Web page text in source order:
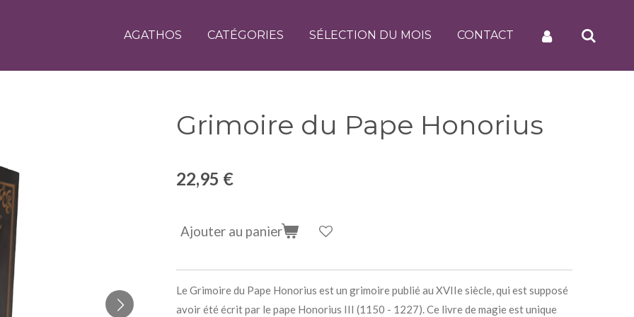
AGATHOS CATÉGORIES SÉLECTION DU MOIS CONTACT
Grimoire du Pape Honorius
22,95 €
Ajouter au panier
Le Grimoire du Pape Honorius est un grimoire publié au XVIIe siècle, qui est supposé
avoir été écrit par le pape Honorius III (1150 - 1227). Ce livre de magie est unique